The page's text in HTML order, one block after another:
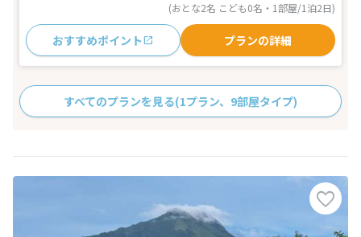
(おとな2名 こども0名・1部屋/1泊2日)
おすすめポイント プランの詳細
すべてのプランを見る(1プラン、9部屋タイプ)